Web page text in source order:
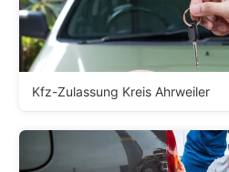
Kfz-Zulassung Kreis Ahrweiler